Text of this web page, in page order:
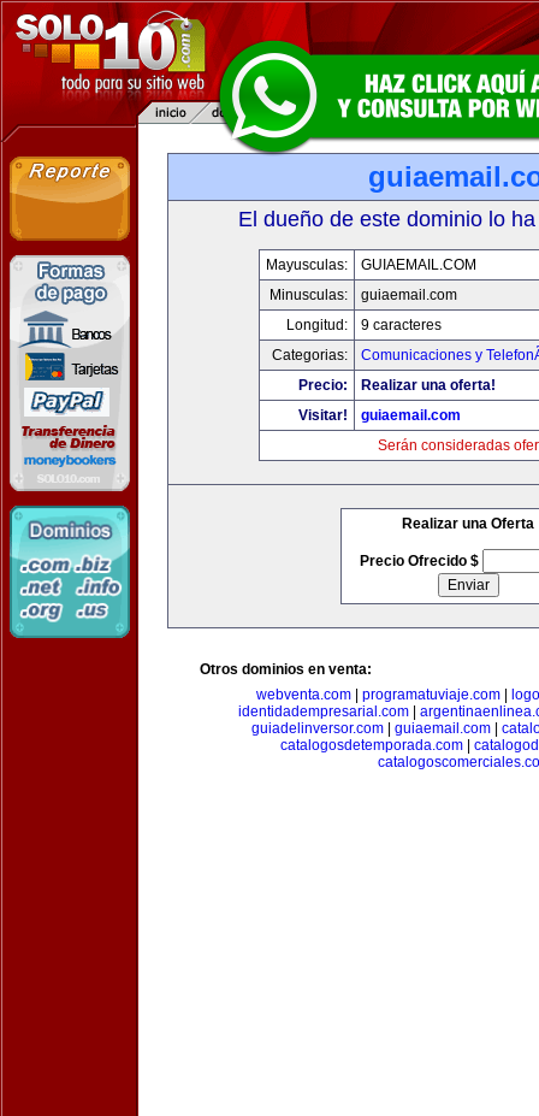
El dueño de este dominio lo
Mayusculas:
GUIAEMAIL.COM
Minusculas:
guiaemail.com
Longitud:
9 caracteres
Categorias:
Comunicaciones y
Precio:
Realizar una oferta!
Visitar!
guiaemail.com
Serán consideradas
Realizar una Oferta
Precio Ofrecido $
Otros dominios en venta:
webventa.com
programatuviaje.com
identidadempresarial.com
guiadelinversor.com| guiaemail.com|
catalogosdetemporada.com|